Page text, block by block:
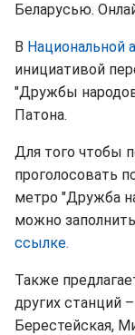
Беларусью.
В Национальной
инициативой
"Дружбы
Патона.
Для того чтобы
проголосовать
метро "Дружба
можно
ссылке.
Также
других станций
Берестейская,